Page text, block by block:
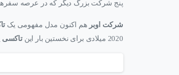
پنج شرکت بزرگ دیگر که در عرصه
شرکت اوبر هم اکنون مدل مفهومی یک
2020 میلادی برای نخستین بار این
تاکسی